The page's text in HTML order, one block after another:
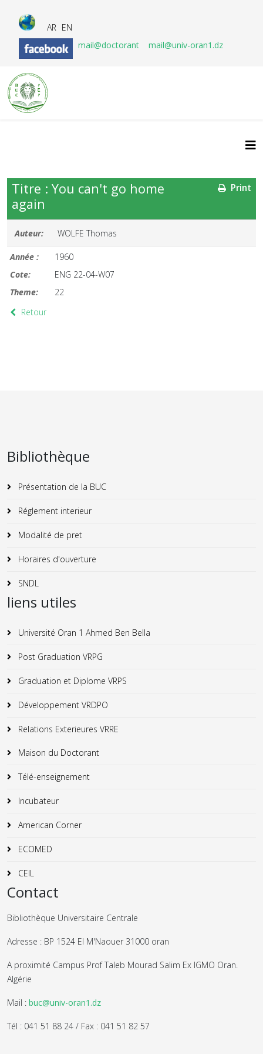
AR EN
mail@doctorant
mail@univ-oran1.dz
Print
Titre : You can't go home
again
Auteur: WOLFE Thomas
Année :
1960
Cote:
ENG 22-04-W07
Theme:
22
Retour
Bibliothèque
Présentation de la BUC
Réglement interieur
Modalité de pret
Horaires d'ouverture
SNDL
liens utiles
Université Oran 1 Ahmed Ben Bella
Post Graduation VRPG
Graduation et Diplome VRPS
Développement VRDPO
Relations Exterieures VRRE
Maison du Doctorant
Télé-enseignement
Incubateur
American Corner
ECOMED
CEIL
Contact
Bibliothèque Universitaire Centrale
Adresse : BP 1524 El M'Naouer 31000 oran
A proximité Campus Prof Taleb Mourad Salim Ex IGMO Oran.
Algérie
Mail : buc@univ-oran1.dz
Tél : 041 51 88 24 / Fax : 041 51 82 57